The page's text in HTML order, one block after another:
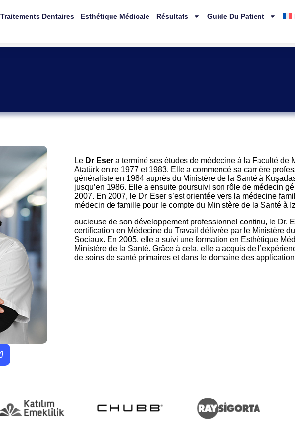
Traitements Dentaires Esthétique Médicale Résultats Guide Du Patient
Le Dr Esera terminé ses études de médecine à la Faculté de
Atatürk entre 1977 et 1983. Elle a commencé sa carrière
généraliste en 1984 auprès du Ministère de la Santé à
jusqu’en 1986. Elle a ensuite poursuivi son rôle de médecin
2007. En 2007, le Dr. Eser s’est orientée vers la médecine
médecin de famille pour le compte du Ministère de la Santé à
oucieuse de son développement professionnel continu, le Dr.
certification en Médecine du Travail délivrée par le Ministère
Sociaux. En 2005, elle a suivi une formation en Esthétique
Ministère de la Santé. Grâce à cela, elle a acquis de
de soins de santé primaires et dans le domaine des